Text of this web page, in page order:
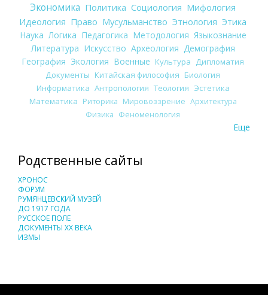
Экономика Политика Социология Мифология
Идеология Право Мусульманство Этнология Этика
Наука Логика Педагогика Методология Языкознание
Литература Искусство Археология Демография
География Экология Военные Культура
Дипломатия
Документы Китайская философия Биология
Информатика Антропология Теология Эстетика
Математика Риторика Мировоззрение Архитектура
Физика Феноменология
Еще
Родственные сайты
ХРОНОС
ФОРУМ
РУМЯНЦЕВСКИЙ МУЗЕЙ
ДО 1917 ГОДА
РУССКОЕ ПОЛЕ
ДОКУМЕНТЫ XX ВЕКА
ИЗМЫ